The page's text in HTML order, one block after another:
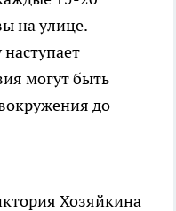
на улице.
могут быть
до
Хозяйкина